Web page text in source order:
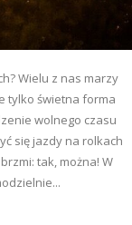
Wielu z nas marzy
tylko świetna forma
wolnego czasu
się jazdy na rolkach
tak, można! W